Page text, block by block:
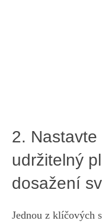
2.
udržitelný
dosažení
Jednou​ z‌ klíčových